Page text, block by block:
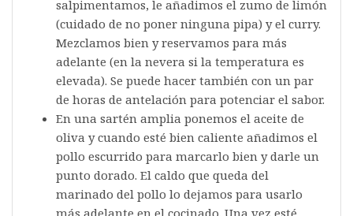
salpimentamos, le añadimos el zumo de limón
(cuidado de no poner ninguna pipa) y el curry.
Mezclamos bien y reservamos para más
adelante (en la nevera si la temperatura es
elevada). Se puede hacer también con un par
de horas de antelación para potenciar el sabor.
En una sartén amplia ponemos el aceite de
oliva y cuando esté bien caliente añadimos el
pollo escurrido para marcarlo bien y darle un
punto dorado. El caldo que queda del
marinado del pollo lo dejamos para usarlo
más adelante en el cocinado. Una vez esté